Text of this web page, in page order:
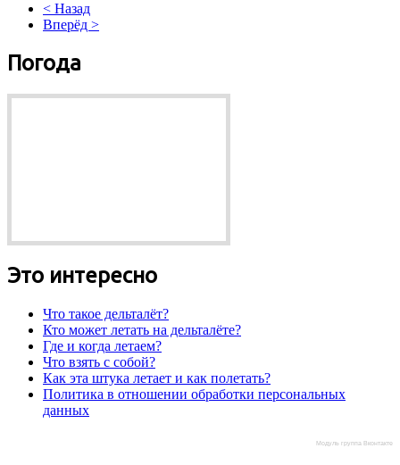
< Назад
Вперёд >
Погода
Это интересно
Что такое дельталёт?
Кто может летать на дельталёте?
Где и когда летаем?
Что взять с собой?
Как эта штука летает и как полетать?
Политика в отношении обработки персональных
данных
Модуль группа Вконтакте